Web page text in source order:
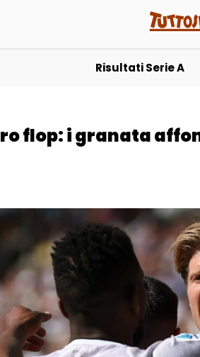
Risultati Serie A
flop: i granata